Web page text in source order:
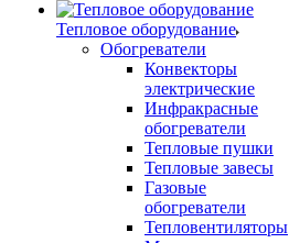
Тепловое оборудование
Обогреватели
Конвекторы
электрические
Инфракрасные
обогреватели
Тепловые пушки
Тепловые завесы
Газовые
обогреватели
Тепловентиляторы